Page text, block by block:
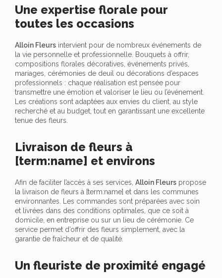
Une expertise florale pour
toutes les occasions
Alloin Fleurs intervient pour de nombreux événements de
la vie personnelle et professionnelle. Bouquets à offrir,
compositions florales décoratives, événements privés,
mariages, cérémonies de deuil ou décorations d’espaces
professionnels : chaque réalisation est pensée pour
transmettre une émotion et valoriser le lieu ou l’événement.
Les créations sont adaptées aux envies du client, au style
recherché et au budget, tout en garantissant une excellente
tenue des fleurs.
Livraison de fleurs à
[term:name] et environs
Afin de faciliter l’accès à ses services, Alloin Fleurs propose
la livraison de fleurs à [term:name] et dans les communes
environnantes. Les commandes sont préparées avec soin
et livrées dans des conditions optimales, que ce soit à
domicile, en entreprise ou sur un lieu de cérémonie. Ce
service permet d’offrir des fleurs simplement, avec la
garantie de fraîcheur et de qualité.
Un fleuriste de proximité engagé